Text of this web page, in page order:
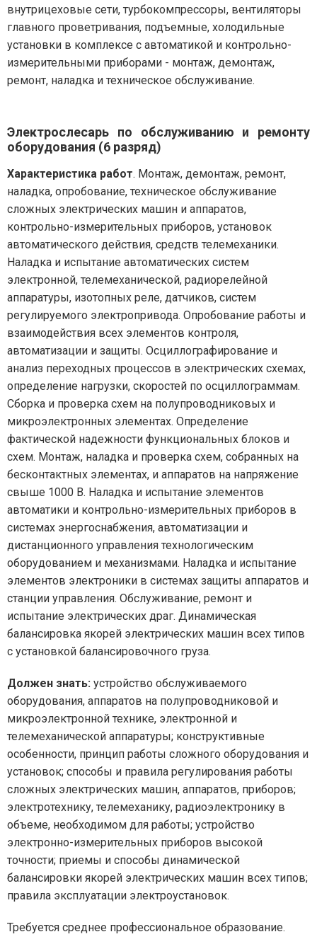
внутрицеховые сети, турбокомпрессоры, вентиляторы
главного проветривания, подъемные, холодильные
установки в комплексе с автоматикой и контрольно-
измерительными приборами - монтаж, демонтаж,
ремонт, наладка и техническое обслуживание.
Электрослесарь по обслуживанию и ремонту
оборудования (6 разряд)
Характеристика работ. Монтаж, демонтаж, ремонт,
наладка, опробование, техническое обслуживание
сложных электрических машин и аппаратов,
контрольно-измерительных приборов, установок
автоматического действия, средств телемеханики.
Наладка и испытание автоматических систем
электронной, телемеханической, радиорелейной
аппаратуры, изотопных реле, датчиков, систем
регулируемого электропривода. Опробование работы и
взаимодействия всех элементов контроля,
автоматизации и защиты. Осциллографирование и
анализ переходных процессов в электрических схемах,
определение нагрузки, скоростей по осциллограммам.
Сборка и проверка схем на полупроводниковых и
микроэлектронных элементах. Определение
фактической надежности функциональных блоков и
схем. Монтаж, наладка и проверка схем, собранных на
бесконтактных элементах, и аппаратов на напряжение
свыше 1000 В. Наладка и испытание элементов
автоматики и контрольно-измерительных приборов в
системах энергоснабжения, автоматизации и
дистанционного управления технологическим
оборудованием и механизмами. Наладка и испытание
элементов электроники в системах защиты аппаратов и
станции управления. Обслуживание, ремонт и
испытание электрических драг. Динамическая
балансировка якорей электрических машин всех типов
с установкой балансировочного груза.
Должен знать: устройство обслуживаемого
оборудования, аппаратов на полупроводниковой и
микроэлектронной технике, электронной и
телемеханической аппаратуры; конструктивные
особенности, принцип работы сложного оборудования и
установок; способы и правила регулирования работы
сложных электрических машин, аппаратов, приборов;
электротехнику, телемеханику, радиоэлектронику в
объеме, необходимом для работы; устройство
электронно-измерительных приборов высокой
точности; приемы и способы динамической
балансировки якорей электрических машин всех типов;
правила эксплуатации электроустановок.
Требуется среднее профессиональное образование.